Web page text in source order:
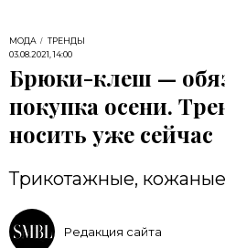
МОДА
ТРЕНДЫ
03.08.2021, 14:00
Брюки-клеш —
покупка осени.
носить уже сейчас
Трикотажные,
Редакция сайта